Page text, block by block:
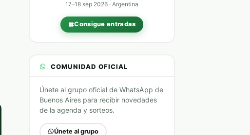
17–18 sep 2026 · Argentina
Consigue entradas
COMUNIDAD OFICIAL
Únete al grupo oficial de WhatsApp de
Buenos Aires para recibir novedades
de la agenda y sorteos.
Únete al grupo